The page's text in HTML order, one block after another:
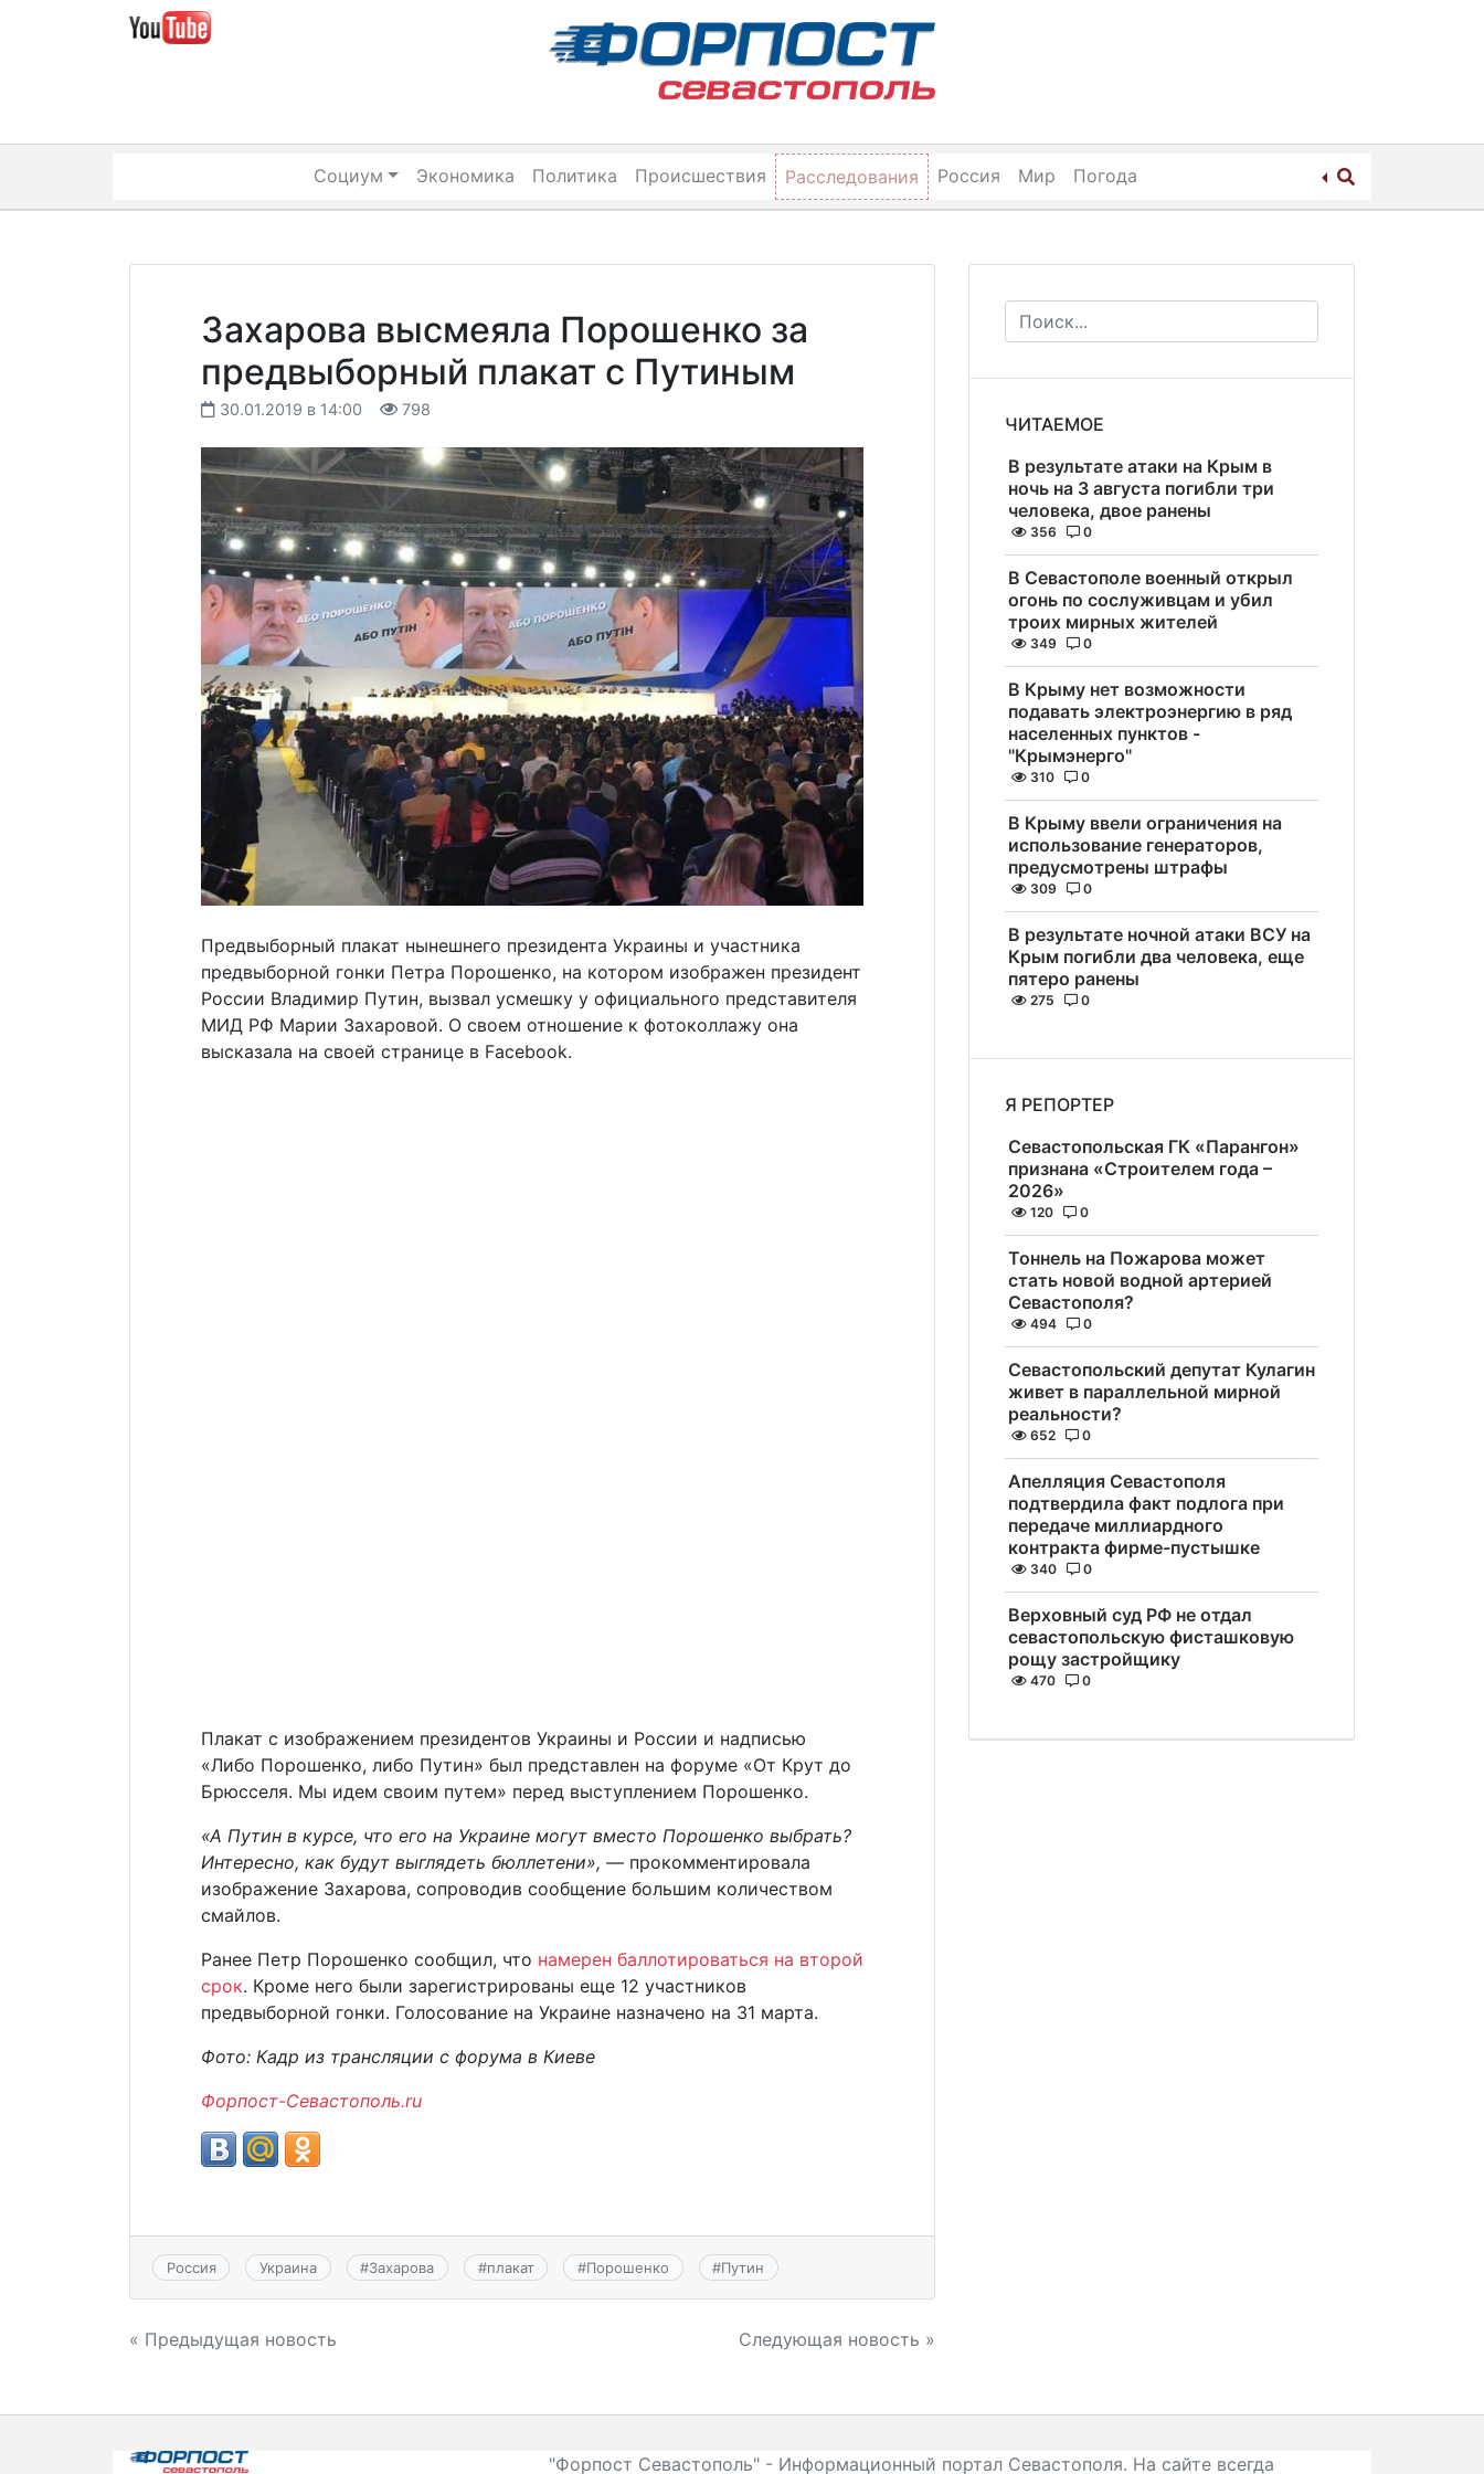
Социум Экономика Политика Происшествия Расследования Россия Мир Погода
Захарова высмеяла Порошенко за
предвыборный плакат с Путиным
30.01.2019 в 14:00 798
Предвыборный плакат нынешнего президента Украины и участника
предвыборной гонки Петра Порошенко, на котором изображен президент
России Владимир Путин, вызвал усмешку у официального представителя
МИД РФ Марии Захаровой. О своем отношение к фотоколлажу она
высказала на своей странице в Facebook.
Плакат с изображением президентов Украины и России и надписью
«Либо Порошенко, либо Путин» был представлен на форуме «От Крут до
Брюсселя. Мы идем своим путем» перед выступлением Порошенко.
«А Путин в курсе, что его на Украине могут вместо Порошенко выбрать?
Интересно, как будут выглядеть бюллетени», — прокомментировала
изображение Захарова, сопроводив сообщение большим количеством
смайлов.
Ранее Петр Порошенко сообщил, что намерен баллотироваться на второй
срок. Кроме него были зарегистрированы еще 12 участников
предвыборной гонки. Голосование на Украине назначено на 31 марта.
Фото: Кадр из трансляции с форума в Киеве
Форпост-Севастополь.ru
Россия Украина #Захарова #плакат #Порошенко #Путин
Навигация
записям
« Предыдущая новость Следующая новость »
ЧИТАЕМОЕ
В результате атаки на Крым в
ночь на 3 августа погибли три
человека, двое ранены
356 0
В Севастополе военный открыл
огонь по сослуживцам и убил
троих мирных жителей
349 0
В Крыму нет возможности
подавать электроэнергию в ряд
населенных пунктов -
"Крымэнерго"
310 0
В Крыму ввели ограничения на
использование генераторов,
предусмотрены штрафы
309 0
В результате ночной атаки ВСУ на
Крым погибли два человека, еще
пятеро ранены
275 0
Я РЕПОРТЕР
Севастопольская ГК «Парангон»
признана «Строителем года –
2026»
120 0
Тоннель на Пожарова может
стать новой водной артерией
Севастополя?
494 0
Севастопольский депутат Кулагин
живет в параллельной мирной
реальности?
652 0
Апелляция Севастополя
подтвердила факт подлога при
передаче миллиардного
контракта фирме-пустышке
340 0
Верховный суд РФ не отдал
севастопольскую фисташковую
рощу застройщику
470 0
"Форпост Севастополь" - Информационный портал Севастополя. На сайте всегда